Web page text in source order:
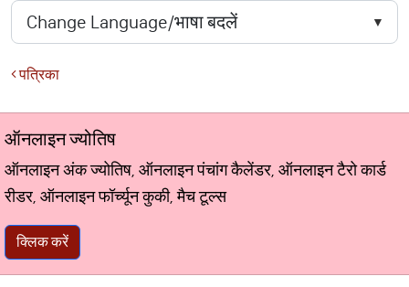
पत्रिका
ऑनलाइन ज्योतिष
ऑनलाइन अंक ज्योतिष, ऑनलाइन पंचांग कैलेंडर, ऑनलाइन टैरो कार्ड
रीडर, ऑनलाइन फॉर्च्यून कुकी, मैच टूल्स
क्लिक करें